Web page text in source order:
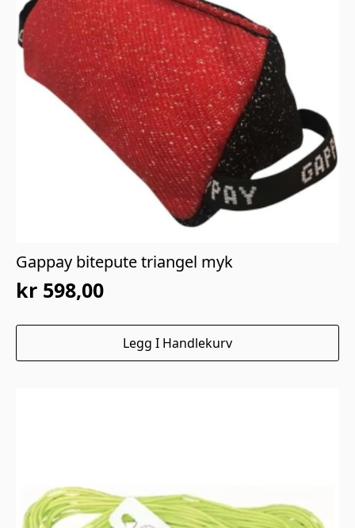
Gappay bitepute triangel myk
kr 598,00
Legg I Handlekurv